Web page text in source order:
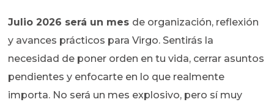
Julio 2026 será un mes de organización, reflexión
y avances prácticos para Virgo. Sentirás la
necesidad de poner orden en tu vida, cerrar asuntos
pendientes y enfocarte en lo que realmente
importa. No será un mes explosivo, pero sí muy